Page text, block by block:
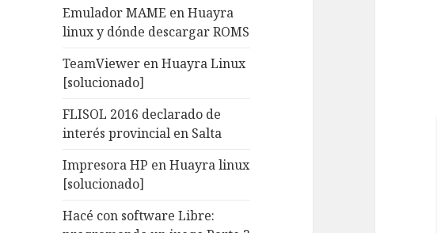
Emulador MAME en Huayra
linux y dónde descargar ROMS
TeamViewer en Huayra Linux
[solucionado]
FLISOL 2016 declarado de
interés provincial en Salta
Impresora HP en Huayra linux
[solucionado]
Hacé con software Libre: